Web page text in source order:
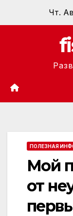
Чт.
ПОЛЕЗНАЯ
Мой
от